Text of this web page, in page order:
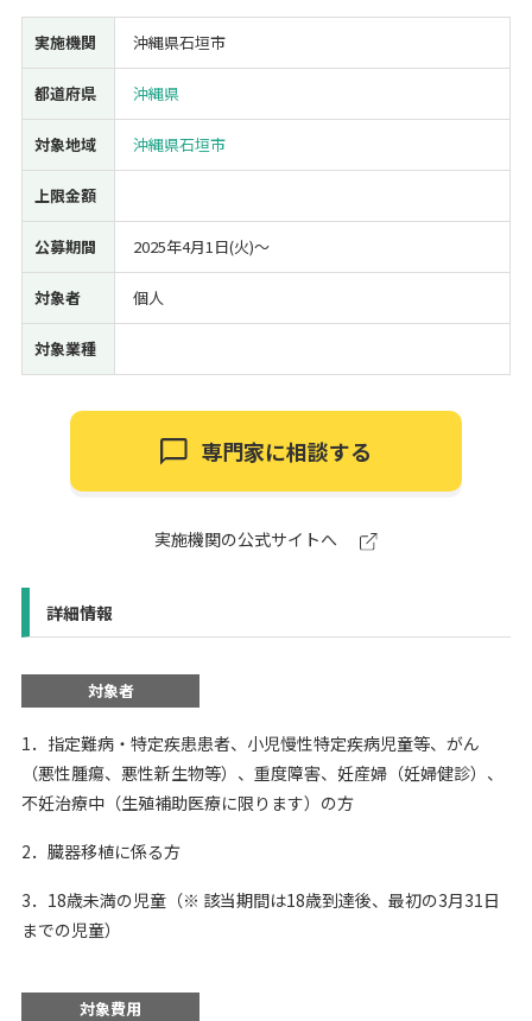
起業・創業
事業承継
環境・省エネ
テレワーク
受付中のみ
実施機関 沖縄県石垣市
都道府県 沖縄県
対象地域 沖縄県石垣市
上限金額
公募期間 2025年4月1日(火)〜
対象者 個人
対象業種
専門家に相談する
実施機関の公式サイトへ
詳細情報
対象者
1．指定難病・特定疾患患者、小児慢性特定疾病児童等、がん
（悪性腫瘍、悪性新生物等）、重度障害、妊産婦（妊婦健診）、
不妊治療中（生殖補助医療に限ります）の方
2．臓器移植に係る方
3．18歳未満の児童（※ 該当期間は18歳到達後、最初の3月31日
までの児童）
対象費用